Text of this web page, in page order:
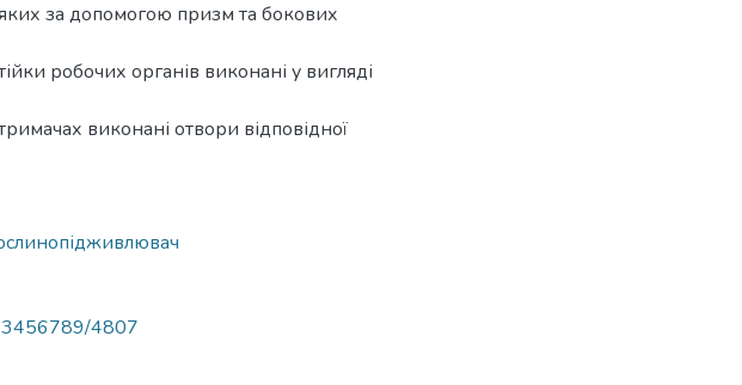
за допомогою призм та бокових
робочих органів виконані у вигляді
виконані отвори відповідної
4807